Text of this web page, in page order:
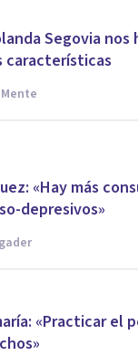
Segovia nos
características
una de las
fuentes
«Hay más
depresivos»
«Practicar el